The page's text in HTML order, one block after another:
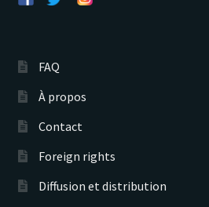
FAQ
À propos
Contact
Foreign rights
Diffusion et distribution